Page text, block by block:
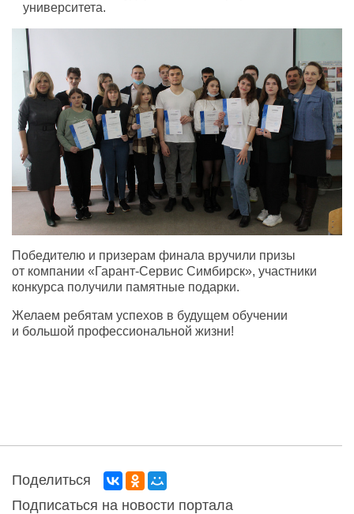
университета.
Победителю и призерам финала вручили призы
от компании «Гарант-Сервис Симбирск», участники
конкурса получили памятные подарки.
Желаем ребятам успехов в будущем обучении
и большой профессиональной жизни!
Поделиться
Подписаться на новости портала